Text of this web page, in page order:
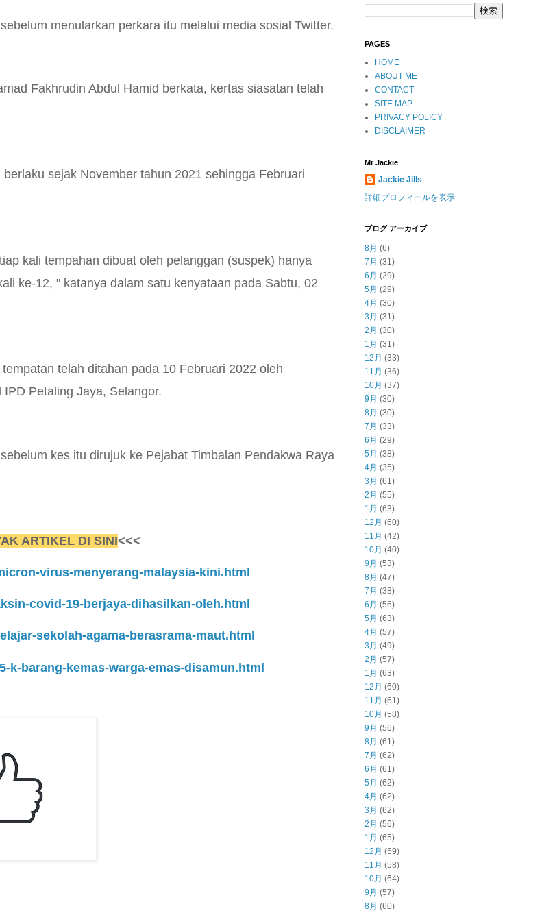
menularkan perkara itu melalui media sosial Twitter.
Fakhrudin Abdul Hamid berkata, kertas siasatan telah
sejak November tahun 2021 sehingga Februari
kali tempahan dibuat oleh pelanggan (suspek) hanya
ke-12, " katanya dalam satu kenyataan pada Sabtu, 02
telah ditahan pada 10 Februari 2022 oleh
Petaling Jaya, Selangor.
kes itu dirujuk ke Pejabat Timbalan Pendakwa Raya
ARTIKEL DI SINI<<<
virus-menyerang-malaysia-kini.html
covid-19-berjaya-dihasilkan-oleh.html
sekolah-agama-berasrama-maut.html
k-barang-kemas-warga-emas-disamun.html
PAGES
HOME
ABOUT ME
CONTACT
SITE MAP
PRIVACY POLICY
DISCLAIMER
Mr Jackie
Jackie Jills
詳細プロフィールを表示
ブログ アーカイブ
8月 (6)
7月 (31)
6月 (29)
5月 (29)
4月 (30)
3月 (31)
2月 (30)
1月 (31)
12月 (33)
11月 (36)
10月 (37)
9月 (30)
8月 (30)
7月 (33)
6月 (29)
5月 (38)
4月 (35)
3月 (61)
2月 (55)
1月 (63)
12月 (60)
11月 (42)
10月 (40)
9月 (53)
8月 (47)
7月 (38)
6月 (56)
5月 (63)
4月 (57)
3月 (49)
2月 (57)
1月 (63)
12月 (60)
11月 (61)
10月 (58)
9月 (56)
8月 (61)
7月 (62)
6月 (61)
5月 (62)
4月 (62)
3月 (62)
2月 (56)
1月 (65)
12月 (59)
11月 (58)
10月 (64)
9月 (57)
8月 (60)